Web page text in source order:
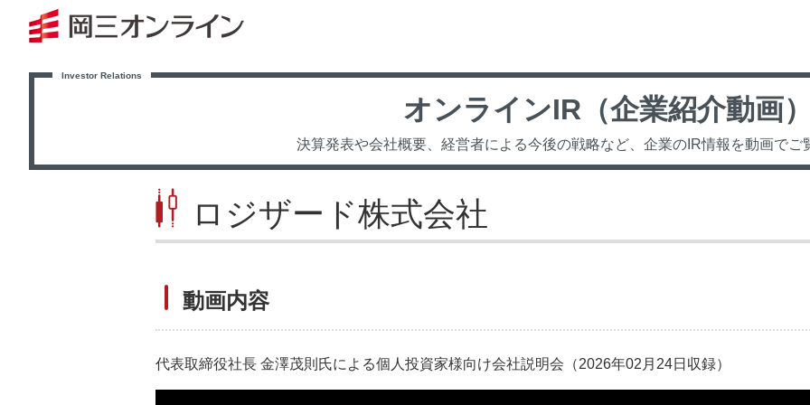
オンラインIR（企業紹介動画）
決算発表や会社概要、経営者による今後の戦略など、企業のIR情報を動画でご
ロジザード株式会社
動画内容
代表取締役社長 金澤茂則氏による個人投資家様向け会社説明会（2026年02月24日収録）